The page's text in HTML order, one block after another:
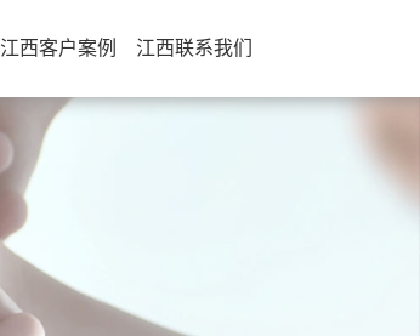
江西客户案例 江西联系我们